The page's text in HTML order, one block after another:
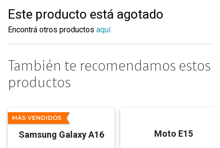
Este producto está agotado
Encontrá otros productos aquí
También te recomendamos estos
productos
Samsung Galaxy A16 Moto E15